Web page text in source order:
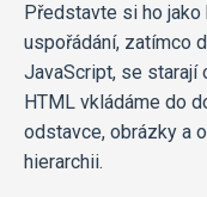
Představte si ho
uspořádání, zatímco
JavaScript, se starají
HTML vkládáme do
odstavce, obrázky a
hierarchii.